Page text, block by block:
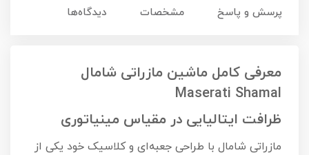
پرسش و پاسخ مشخصات دیدگاه‌ها
معرفی کامل ماشین مازراتی شامال
Maserati Shamal
ظرافت ایتالیایی در مقیاس مینیاتوری
مازراتی شامال با طراحی جعبه‌ای و کلاسیک خود یکی از